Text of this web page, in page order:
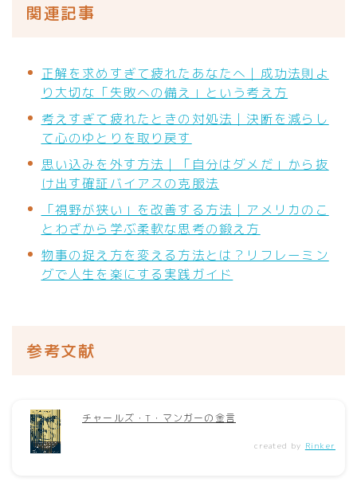
関連記事
正解を求めすぎて疲れたあなたへ｜成功法則よ
り大切な「失敗への備え」という考え方
考えすぎて疲れたときの対処法｜決断を減らし
て心のゆとりを取り戻す
思い込みを外す方法｜「自分はダメだ」から抜
け出す確証バイアスの克服法
「視野が狭い」を改善する方法｜アメリカのこ
とわざから学ぶ柔軟な思考の鍛え方
物事の捉え方を変える方法とは？リフレーミン
グで人生を楽にする実践ガイド
参考文献
チャールズ・T・マンガーの金言
created by Rinker